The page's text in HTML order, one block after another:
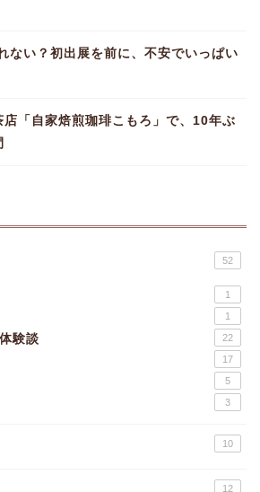
ない？初出展を前に、不安でいっぱい
店「自家焙煎珈琲こもろ」で、10年ぶ
52
1
1
験談 22
17
5
3
10
12